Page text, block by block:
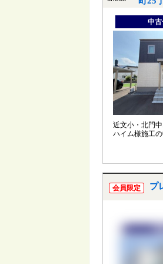
中
近文小・北門
ハイム様施工
会員限定 プ